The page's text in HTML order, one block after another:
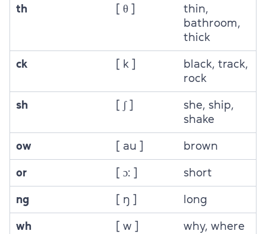
th [ θ ]
thin,
bathroom,
thick
ck [ k ]
black, track,
rock
sh [ ʃ ]
she, ship,
shake
ow [ au ] brown
or [ ɔ: ] short
ng [ ŋ ] long
wh [ w ] why, where